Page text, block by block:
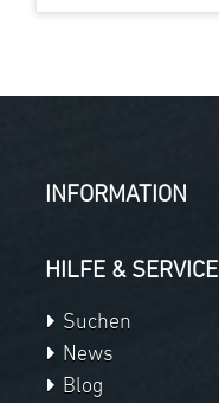
INFORMATION
HILFE & SERVICE
Suchen
News
Blog